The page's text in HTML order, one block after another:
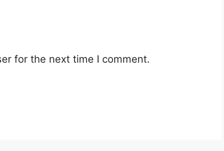
for the next time I comment.